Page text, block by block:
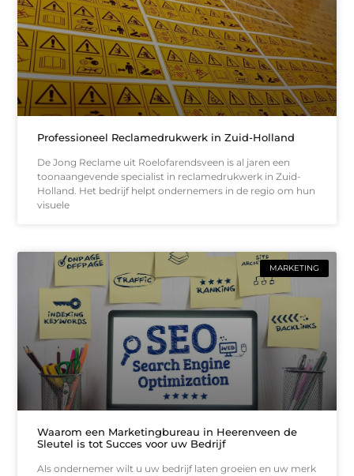
Professioneel Reclamedrukwerk in Zuid-Holland
De Jong Reclame uit Roelofarendsveen is al jaren een
toonaangevende specialist in reclamedrukwerk in Zuid-
Holland. Het bedrijf helpt ondernemers in de regio om hun
visuele
MARKETING
Waarom een Marketingbureau in Heerenveen de
Sleutel is tot Succes voor uw Bedrijf
Als ondernemer wilt u uw bedrijf laten groeien en uw merk